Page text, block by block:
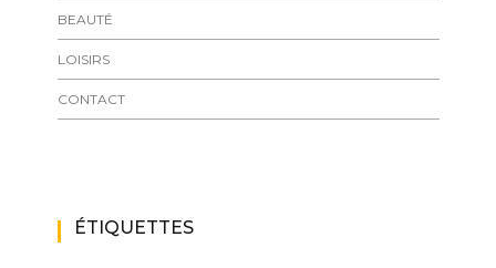
BEAUTÉ
LOISIRS
CONTACT
ÉTIQUETTES